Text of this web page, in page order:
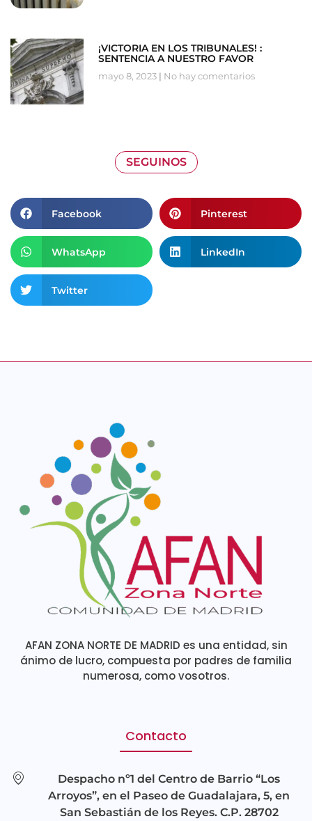
¡VICTORIA EN LOS TRIBUNALES! :
SENTENCIA A NUESTRO FAVOR
mayo 8, 2023 No hay comentarios
SEGUINOS
Facebook Pinterest
WhatsApp LinkedIn
Twitter
AFAN ZONA NORTE DE MADRID es una entidad, sin
ánimo de lucro, compuesta por padres de familia
numerosa, como vosotros.
Contacto
Despacho nº1 del Centro de Barrio “Los
Arroyos”, en el Paseo de Guadalajara, 5, en
San Sebastián de los Reyes. C.P. 28702